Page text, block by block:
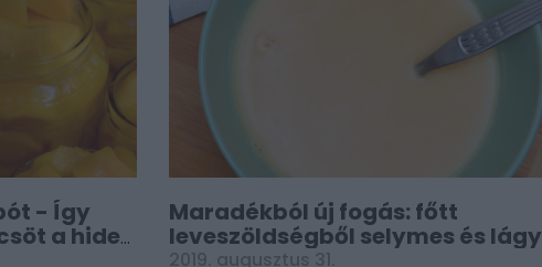
- Így
a hideg
Maradékból új fogás: főtt
leveszöldségből selymes és lágy
krémleves
2019. augusztus 31.